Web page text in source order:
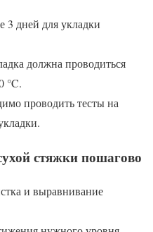
3 дней для укладки
должна проводиться
°C.
проводить тесты на
стяжки пошагово
и выравнивание